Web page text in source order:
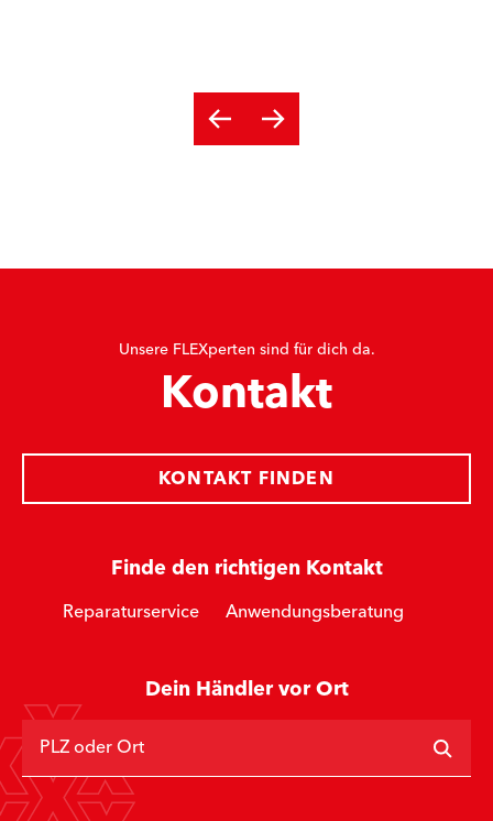
Unsere FLEXperten sind für dich da.
Kontakt
Finde den richtigen Kontakt
Reparaturservice Anwendungsberatung
KONTAKT FINDEN
Dein Händler vor Ort
PLZ oder Ort